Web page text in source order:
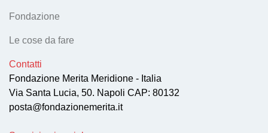
Fondazione
Le cose da fare
Contatti
Fondazione Merita Meridione - Italia
Via Santa Lucia, 50. Napoli CAP: 80132
posta@fondazionemerita.it